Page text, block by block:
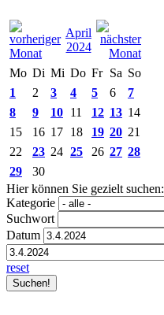
April
2024
Mo Di Mi Do Fr Sa So
1
2 3 4 5 6
7
8
9 10 11 12 13 14
15
16 17 18 19 20 21
22
23 24 25 26 27 28
29
30
Hier können Sie gezielt suchen:
Kategorie
Suchwort
Datum
reset